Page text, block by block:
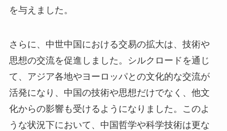
を与えました。
さらに、中世中国における交易の拡大は、技術や
思想の交流を促進しました。シルクロードを通じ
て、アジア各地やヨーロッパとの文化的な交流が
活発になり、中国の技術や思想だけでなく、他文
化からの影響も受けるようになりました。このよ
うな状況下において、中国哲学や科学技術は更な